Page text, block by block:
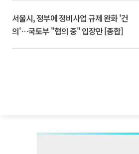
서울시, 정부에 정비사업 규제 완화 '건
의'⋯국토부 "협의 중" 입장만 [종합]